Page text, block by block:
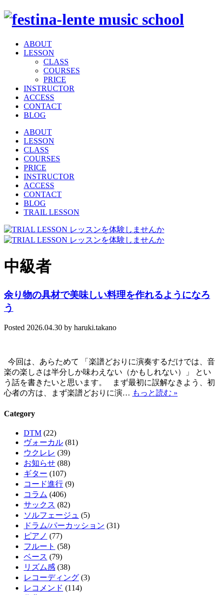
ABOUT
LESSON
CLASS
COURSES
PRICE
INSTRUCTOR
ACCESS
CONTACT
BLOG
ABOUT
LESSON
CLASS
COURSES
PRICE
INSTRUCTOR
ACCESS
CONTACT
BLOG
TRAIL LESSON
中級者
余り物の具材で美味しい料理を作れるようになろ
う
Posted 2026.04.30 by haruki.takano
今回は、あらためて 「楽譜どおりに演奏するだけでは、音
楽の楽しさは半分しか味わえない（かもしれない）」 とい
う話を書きたいと思います。 まず最初に誤解なきよう、初
心者の方は、まず楽譜どおりに演… もっと読む »
Category
DTM (22)
ヴォーカル (81)
ウクレレ (39)
お知らせ (88)
ギター (107)
コード進行 (9)
コラム (406)
サックス (82)
ソルフェージュ (5)
ドラム/パーカッション (31)
ピアノ (77)
フルート (58)
ベース (79)
リズム感 (38)
レコーディング (3)
レコメンド (114)